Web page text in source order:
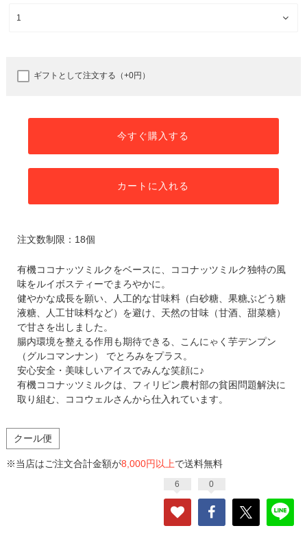
ギフトとして注文する（+0円）
今すぐ購入する
カートに入れる
注文数制限：18個
有機ココナッツミルクをベースに、ココナッツミルク独特の風
味をルイボスティーでまろやかに。
健やかな成長を願い、人工的な甘味料（白砂糖、果糖ぶどう糖
液糖、人工甘味料など）を避け、天然の甘味（甘酒、甜菜糖）
で甘さを出しました。
腸内環境を整える作用も期待できる、こんにゃく芋デンプン
（グルコマンナン） でとろみをプラス。
安心安全・美味しいアイスでみんな笑顔に♪
有機ココナッツミルクは、フィリピン農村部の貧困問題解決に
取り組む、ココウェルさんから仕入れています。
クール便
※当店はご注文合計金額が8,000円以上で送料無料
6 0